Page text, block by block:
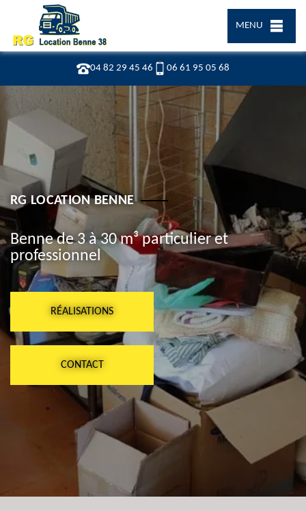
04 82 29 45 46 06 61 95 05 68
MENU
RG LOCATION BENNE
Benne de 3 à 30 m³ particulier et
professionnel
RÉALISATIONS
CONTACT